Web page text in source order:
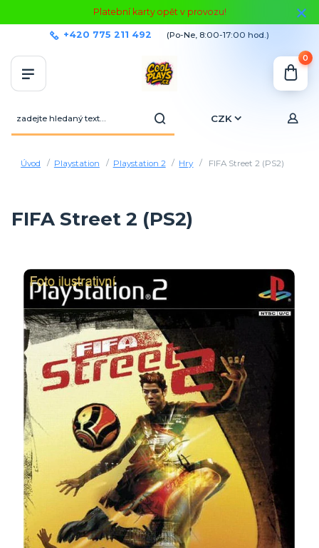
Platební karty opět v provozu!
CZK
+420 775 211 492 (Po-Ne, 8:00-17:00 hod.)
0
Úvod Playstation Playstation 2 Hry FIFA Street 2 (PS2)
FIFA Street 2 (PS2)